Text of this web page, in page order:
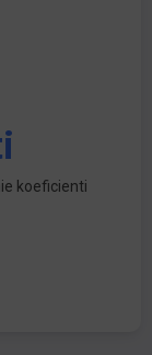
koeficienti